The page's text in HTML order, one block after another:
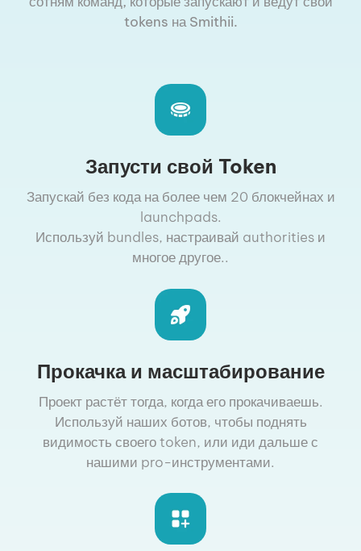
tokens на Smithii.
Запусти свой Token
Запускай без кода на более чем 20 блокчейнах и
launchpads.
Используй bundles, настраивай authorities и
многое другое..
Прокачка и масштабирование
Проект растёт тогда, когда его прокачиваешь.
Используй наших ботов, чтобы поднять
видимость своего token, или иди дальше с
нашими pro-инструментами.